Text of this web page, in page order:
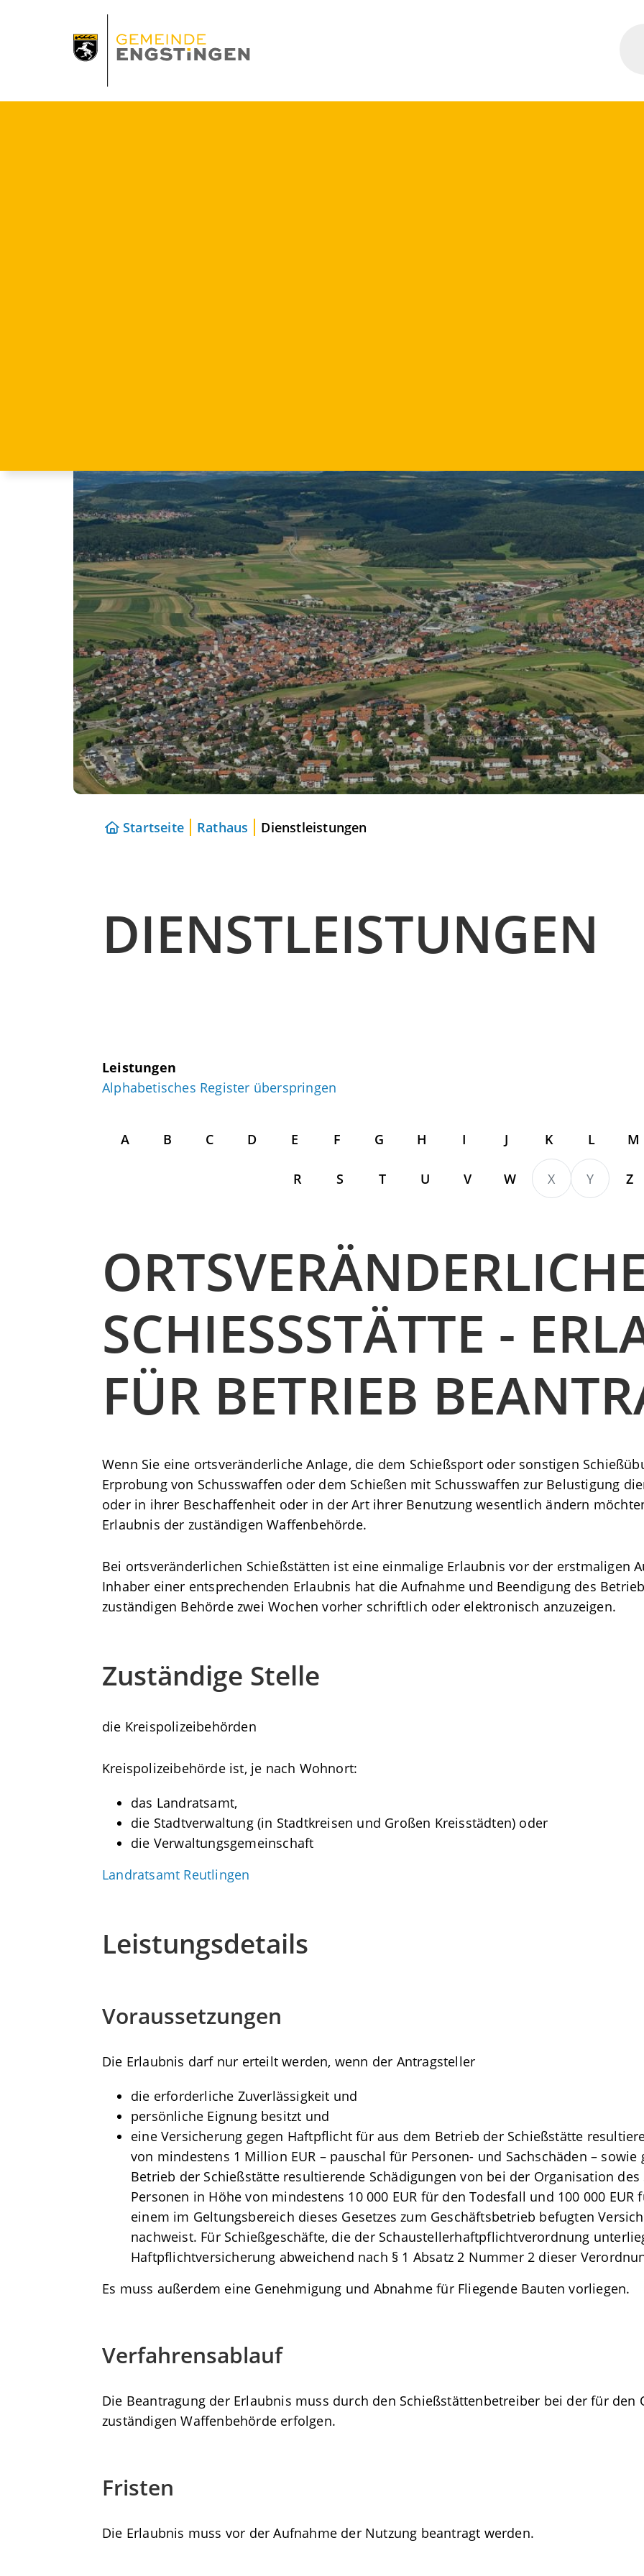
Startseite Rathaus Dienstleistungen
DIENSTLEISTUNGEN
Leistungen
Alphabetisches Register überspringen
A B C D E F G H I J K L M
R S T U V W X Y Z
ORTSVERÄNDERLICHE
SCHIESSSTÄTTE -
ÜR BETRIEB
Wenn Sie eine ortsveränderliche Anlage, die dem Schießsport oder sonstigen
Erprobung von Schusswaffen oder dem Schießen mit Schusswaffen zur Belustigung
oder in ihrer Beschaffenheit oder in der Art ihrer Benutzung wesentlich ändern
Erlaubnis der zuständigen Waffenbehörde.
Bei ortsveränderlichen Schießstätten ist eine einmalige Erlaubnis vor der erstmaligen
Inhaber einer entsprechenden Erlaubnis hat die Aufnahme und Beendigung des
zuständigen Behörde zwei Wochen vorher schriftlich oder elektronisch anzuzeigen.
Zuständige Stelle
die Kreispolizeibehörden
Kreispolizeibehörde ist, je nach Wohnort:
das Landratsamt,
die Stadtverwaltung (in Stadtkreisen und Großen Kreisstädten) oder
die Verwaltungsgemeinschaft
Landratsamt Reutlingen
Leistungsdetails
Voraussetzungen
Die Erlaubnis darf nur erteilt werden, wenn der Antragsteller
die erforderliche Zuverlässigkeit und
persönliche Eignung besitzt und
eine Versicherung gegen Haftpflicht für aus dem Betrieb der Schießstätte
von mindestens 1 Million EUR – pauschal für Personen- und Sachschäden –
Betrieb der Schießstätte resultierende Schädigungen von bei der Organisation
Personen in Höhe von mindestens 10 000 EUR für den Todesfall und 100 000
einem im Geltungsbereich dieses Gesetzes zum Geschäftsbetrieb befugten
nachweist. Für Schießgeschäfte, die der Schaustellerhaftpflichtverordnung
Haftpflichtversicherung abweichend nach § 1 Absatz 2 Nummer 2 dieser
Es muss außerdem eine Genehmigung und Abnahme für Fliegende Bauten vorliegen.
Verfahrensablauf
Die Beantragung der Erlaubnis muss durch den Schießstättenbetreiber bei der für den
zuständigen Waffenbehörde erfolgen.
Fristen
Die Erlaubnis muss vor der Aufnahme der Nutzung beantragt werden.